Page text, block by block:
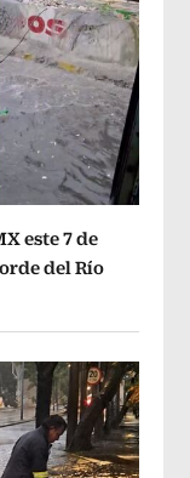
este 7 de
del Río